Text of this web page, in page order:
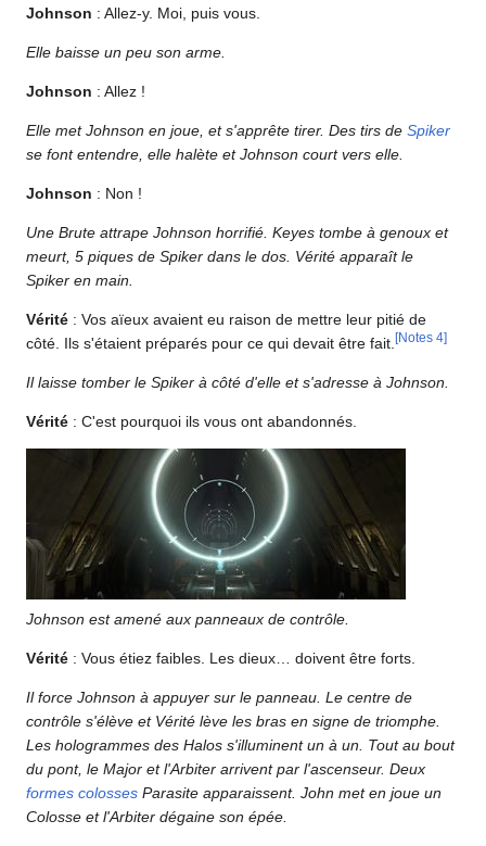
Johnson : Allez-y. Moi, puis vous.
Elle baisse un peu son arme.
Johnson : Allez !
Elle met Johnson en joue, et s'apprête tirer. Des tirs de Spiker
se font entendre, elle halète et Johnson court vers elle.
Johnson : Non !
Une Brute attrape Johnson horrifié. Keyes tombe à genoux et
meurt, 5 piques de Spiker dans le dos. Vérité apparaît le
Spiker en main.
Vérité : Vos aïeux avaient eu raison de mettre leur pitié de
côté. Ils s'étaient préparés pour ce qui devait être fait. [Notes 4]
Il laisse tomber le Spiker à côté d'elle et s'adresse à Johnson.
Vérité : C'est pourquoi ils vous ont abandonnés.
Johnson est amené aux panneaux de contrôle.
Vérité : Vous étiez faibles. Les dieux… doivent être forts.
Il force Johnson à appuyer sur le panneau. Le centre de
contrôle s'élève et Vérité lève les bras en signe de triomphe.
Les hologrammes des Halos s'illuminent un à un. Tout au bout
du pont, le Major et l'Arbiter arrivent par l'ascenseur. Deux
formes colosses Parasite apparaissent. John met en joue un
Colosse et l'Arbiter dégaine son épée.